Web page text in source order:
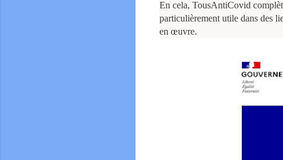
En cela, TousAntiCovid
particulièrement utile dans des
en œuvre.